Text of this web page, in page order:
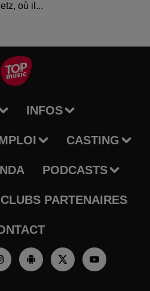
où il...
INFOS
CASTING
PODCASTS
CLUBS PARTENAIRES